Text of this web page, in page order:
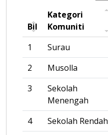
Bil
Kategori
Komuniti
1
Surau
2
Musolla
3
Sekolah
Menengah
4 Sekolah Rendah